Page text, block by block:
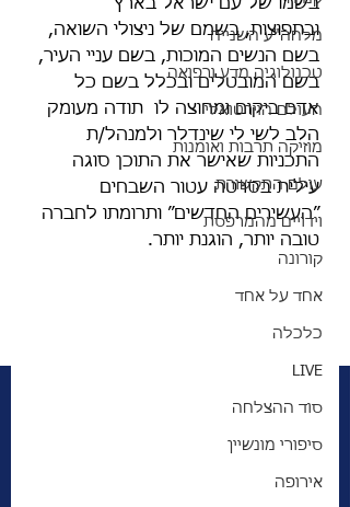
מלחה"ע השנייה
טכנולוגיה מדע ורפואה
העולם הוירטואלי
מוזיקה תרבות ואומנות
עולם התקשורת
וידויים מהמרפסת
קורונה
אחד על אחד
כלכלה
LIVE
סוד ההצלחה
סיפורי מונשיין
אירופה
בשמו של עם ישראל בארץ
ובתפוצות, בשמם של ניצולי השואה,
בשם הנשים המוכות, בשם עניי העיר,
בשם המובטלים ובכלל בשם כל
אדם ביקום ומחוצה לו  תודה מעומק
הלב לשי לי שינדלר ולמנהל/ת
התכניות שאישר את התוכן סוגה
עילית בסרטה עטור השבחים
״העשירים החדשים״ ותרומתו לחברה
טובה יותר, הוגנת יותר.